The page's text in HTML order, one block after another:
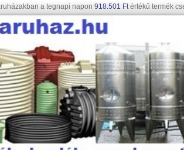
a tegnapi napon 918.501 Ftértékű termék